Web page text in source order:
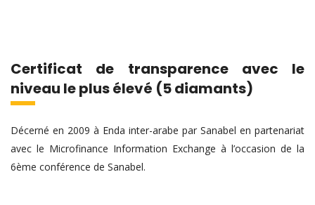
Certificat de transparence avec le
niveau le plus élevé (5 diamants)
Décerné en 2009 à Enda inter-arabe par Sanabel en partenariat
avec le Microfinance Information Exchange à l’occasion de la
6ème conférence de Sanabel.